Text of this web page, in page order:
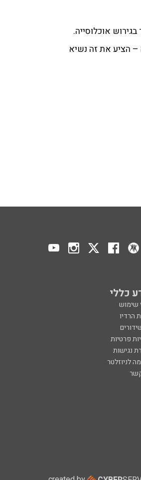
אוכלוסייה.
הציע את זה נשיא
כללי
שימוש
הרדיו
פרטיות
נגישות
לניוזלטר